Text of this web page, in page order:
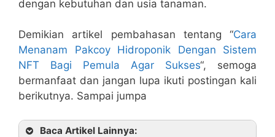
dengan kebutuhan dan usia tanaman.
Demikian artikel pembahasan tentang “Cara
Menanam Pakcoy Hidroponik Dengan Sistem
NFT Bagi Pemula Agar Sukses“, semoga
bermanfaat dan jangan lupa ikuti postingan kali
berikutnya. Sampai jumpa
Baca Artikel Lainnya: